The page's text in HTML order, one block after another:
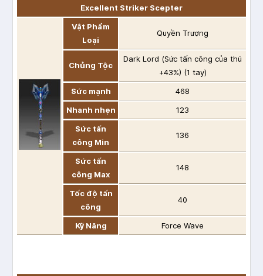
Excellent Striker Scepter
Vật Phẩm
Loại
Quyền Trượng
Chủng Tộc
Dark Lord (Sức tấn công của thú
+43%) (1 tay)
Sức mạnh
468
Nhanh nhẹn
123
Sức tấn
công Min
136
Sức tấn
công Max
148
Tốc độ tấn
công
40
Kỹ Năng Force Wave